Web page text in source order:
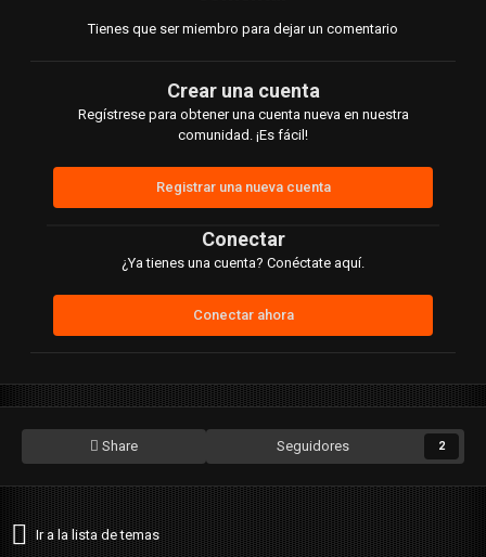
Tienes que ser miembro para dejar un comentario
Crear una cuenta
Regístrese para obtener una cuenta nueva en nuestra
comunidad. ¡Es fácil!
Registrar una nueva cuenta
Conectar
¿Ya tienes una cuenta? Conéctate aquí.
Conectar ahora
Share Seguidores 2
Ir a la lista de temas